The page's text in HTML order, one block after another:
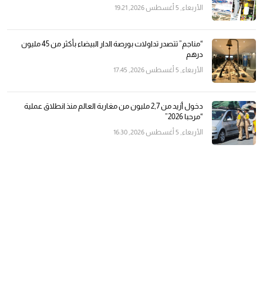
الأربعاء, 5 أغسطس 2026, 19:21
“مناجم” تتصدر تداولات بورصة الدار البيضاء بأكثر من 45 مليون
درهم
الأربعاء, 5 أغسطس 2026, 17:45
دخول أزيد من 2,7 مليون من مغاربة العالم منذ انطلاق عملية
“مرحبا 2026”
الأربعاء, 5 أغسطس 2026, 16:30